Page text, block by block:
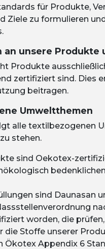
für Produkte,
Ziele zu formulieren
an unsere Produkte
Produkte
zertifiziert sind. Dies
beitragen.
Umweltthemen
alle textilbezogenen
stehen.
sind Oekotex-
sind Daunasan
worden, die
die Stoffe unserer
Ökotex Appendix 6